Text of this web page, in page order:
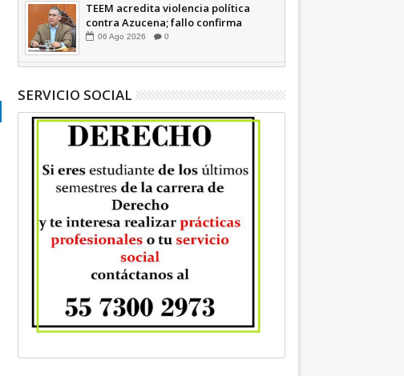
TEEM acredita violencia política
contra Azucena; fallo confirma
guerra sucia: Octavio Martínez
06 Ago 2026 0
SERVICIO SOCIAL